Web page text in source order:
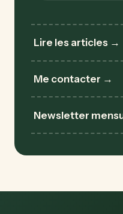
Lire les articles →
Me contacter →
Newsletter